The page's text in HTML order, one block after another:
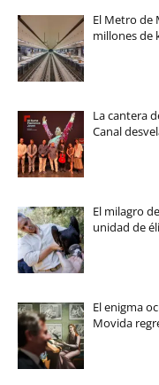
El Metro de
millones de
La cantera
Canal
El milagro
unidad de
El enigma
Movida